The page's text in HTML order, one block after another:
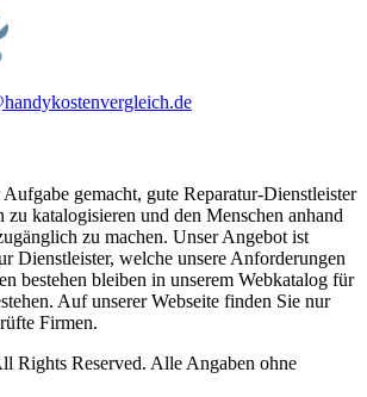
gemacht, gute Reparatur-Dienstleister
zu katalogisieren und den Menschen anhand
zu machen. Unser Angebot ist
Dienstleister, welche unsere Anforderungen
bestehen bleiben in unserem Webkatalog für
Auf unserer Webseite finden Sie nur
Firmen.
Rights Reserved. Alle Angaben ohne